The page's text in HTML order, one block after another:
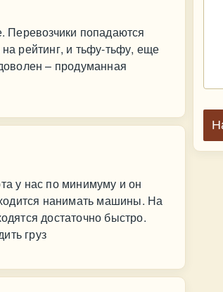
Перевозчики попадаются
рейтинг, и тьфу-тьфу, еще
– продуманная
у нас по минимуму и он
нанимать машины. На
достаточно быстро.
груз